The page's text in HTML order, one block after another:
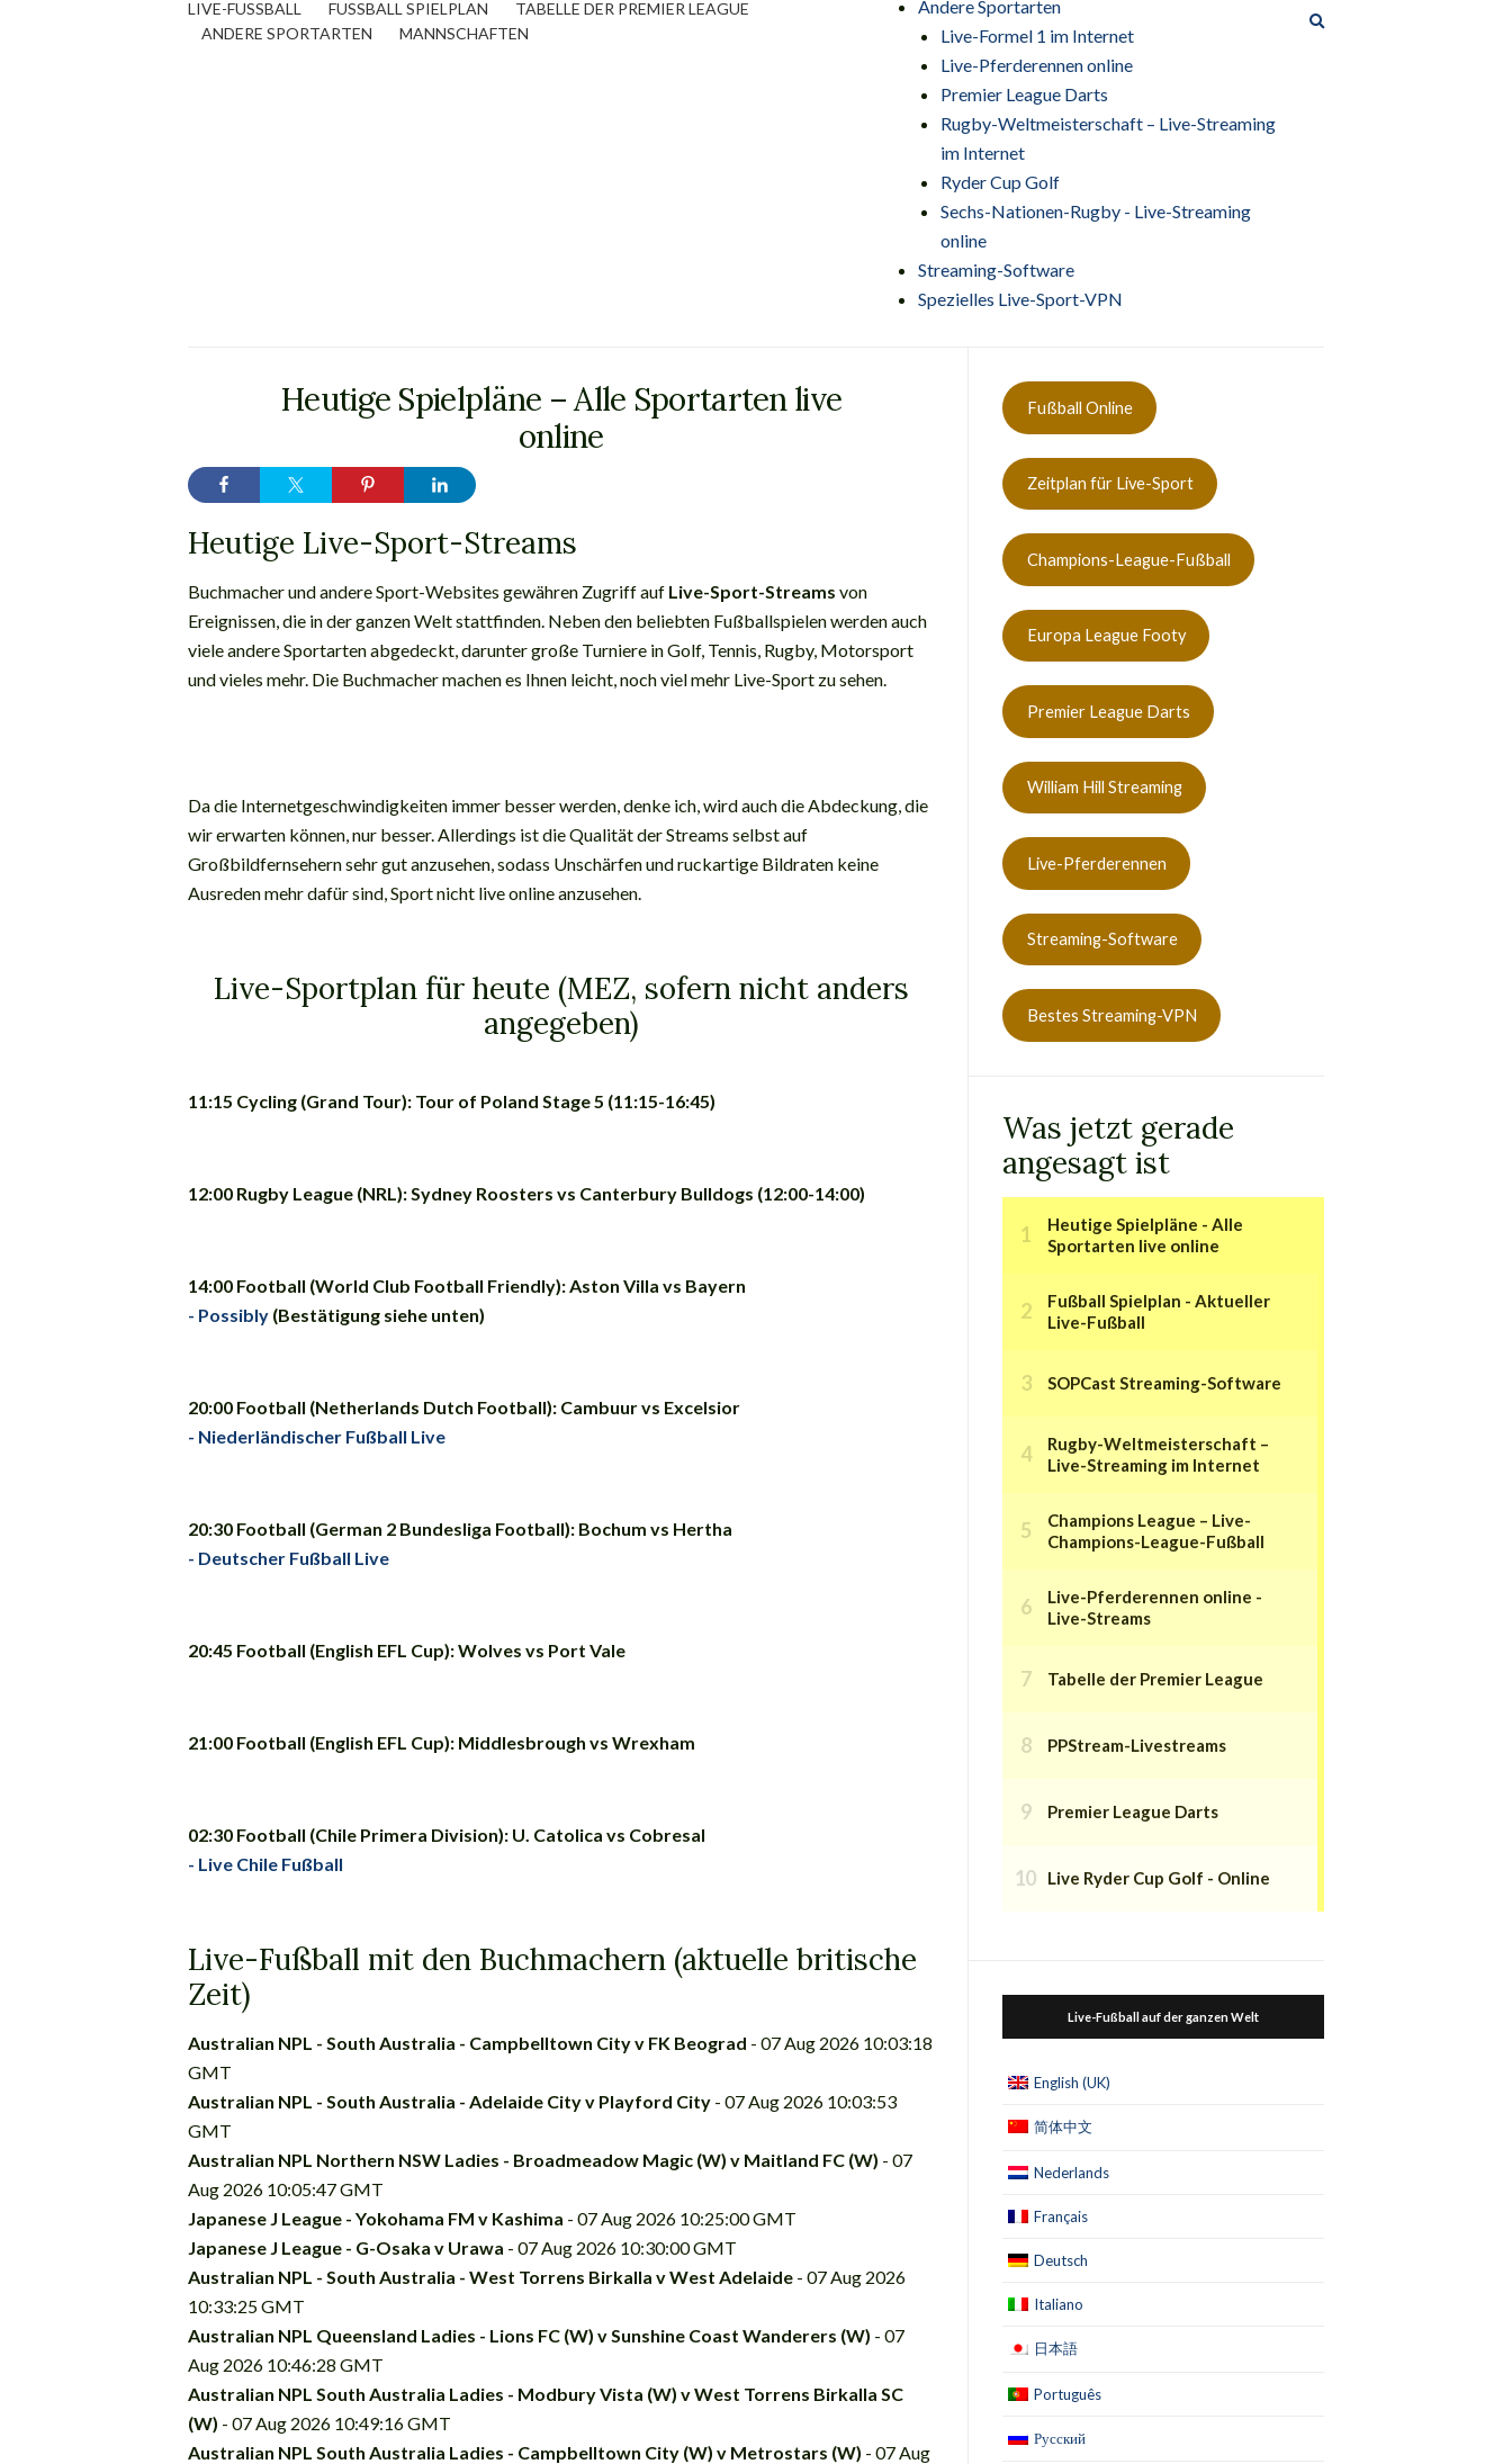
LIVE-FUSSBALL FUSSBALL SPIELPLAN
TABELLE DER PREMIER LEAGUE
ANDERE SPORTARTEN
MANNSCHAFTEN
Andere Sportarten
Live-Formel 1 im Internet
Live-Pferderennen online
Premier League Darts
Rugby-Weltmeisterschaft – Live-Streaming
im Internet
Ryder Cup Golf
Sechs-Nationen-Rugby - Live-Streaming
online
Streaming-Software
Spezielles Live-Sport-VPN
Heutige Spielpläne – Alle Sportarten live
online
Heutige Live-Sport-Streams
Buchmacher und andere Sport-Websites gewähren Zugriff auf Live-Sport-Streams von
Ereignissen, die in der ganzen Welt stattfinden. Neben den beliebten Fußballspielen werden auch
viele andere Sportarten abgedeckt, darunter große Turniere in Golf, Tennis, Rugby, Motorsport
und vieles mehr. Die Buchmacher machen es Ihnen leicht, noch viel mehr Live-Sport zu sehen.
Da die Internetgeschwindigkeiten immer besser werden, denke ich, wird auch die Abdeckung, die
wir erwarten können, nur besser. Allerdings ist die Qualität der Streams selbst auf
Großbildfernsehern sehr gut anzusehen, sodass Unschärfen und ruckartige Bildraten keine
Ausreden mehr dafür sind, Sport nicht live online anzusehen.
Live-Sportplan für heute (MEZ, sofern nicht anders
angegeben)
11:15 Cycling (Grand Tour): Tour of Poland Stage 5 (11:15-16:45)
12:00 Rugby League (NRL): Sydney Roosters vs Canterbury Bulldogs (12:00-14:00)
14:00 Football (World Club Football Friendly): Aston Villa vs Bayern
- Possibly (Bestätigung siehe unten)
20:00 Football (Netherlands Dutch Football): Cambuur vs Excelsior
- Niederländischer Fußball Live
20:30 Football (German 2 Bundesliga Football): Bochum vs Hertha
- Deutscher Fußball Live
20:45 Football (English EFL Cup): Wolves vs Port Vale
21:00 Football (English EFL Cup): Middlesbrough vs Wrexham
02:30 Football (Chile Primera Division): U. Catolica vs Cobresal
- Live Chile Fußball
Live-Fußball mit den Buchmachern (aktuelle britische
Zeit)
Australian NPL - South Australia - Campbelltown City v FK Beograd - 07 Aug 2026 10:03:18
GMT
Australian NPL - South Australia - Adelaide City v Playford City - 07 Aug 2026 10:03:53
GMT
Australian NPL Northern NSW Ladies - Broadmeadow Magic (W) v Maitland FC (W) - 07
Aug 2026 10:05:47 GMT
Japanese J League - Yokohama FM v Kashima - 07 Aug 2026 10:25:00 GMT
Japanese J League - G-Osaka v Urawa - 07 Aug 2026 10:30:00 GMT
Australian NPL - South Australia - West Torrens Birkalla v West Adelaide - 07 Aug 2026
10:33:25 GMT
Australian NPL Queensland Ladies - Lions FC (W) v Sunshine Coast Wanderers (W) - 07
Aug 2026 10:46:28 GMT
Australian NPL South Australia Ladies - Modbury Vista (W) v West Torrens Birkalla SC
(W) - 07 Aug 2026 10:49:16 GMT
Australian NPL South Australia Ladies - Campbelltown City (W) v Metrostars (W) - 07 Aug
Fußball Online
Zeitplan für Live-Sport
Champions-League-Fußball
Europa League Footy
Premier League Darts
William Hill Streaming
Live-Pferderennen
Streaming-Software
Bestes Streaming-VPN
Was jetzt gerade
angesagt ist
Heutige Spielpläne - Alle
Sportarten live online
Fußball Spielplan - Aktueller
Live-Fußball
SOPCast Streaming-Software
Rugby-Weltmeisterschaft –
Live-Streaming im Internet
Champions League – Live-
Champions-League-Fußball
Live-Pferderennen online -
Live-Streams
Tabelle der Premier League
PPStream-Livestreams
Premier League Darts
Live Ryder Cup Golf - Online
Live-Fußball auf der ganzen Welt
English (UK)
简体中文
Nederlands
Français
Deutsch
Italiano
日本語
Português
Русский